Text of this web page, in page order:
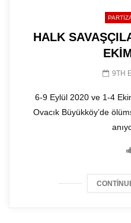
HALK
9TH
6-9 Eylül 2020 ve 1-4
Ovacık Büyükköy’de